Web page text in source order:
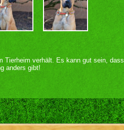
Tierheim verhält. Es kann gut sein, dass
anders gibt!